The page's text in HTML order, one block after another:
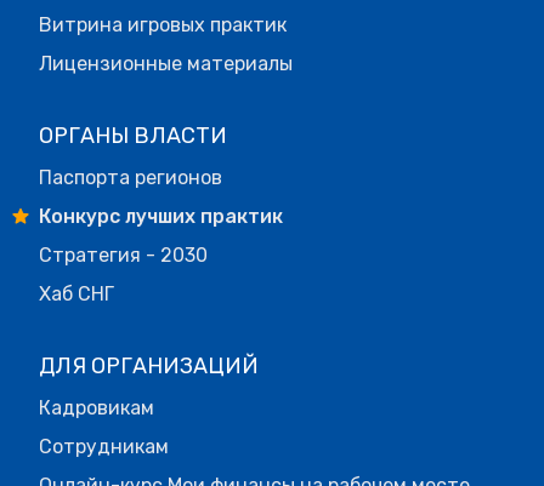
Витрина игровых практик
Лицензионные материалы
ОРГАНЫ ВЛАСТИ
Паспорта регионов
Конкурс лучших практик
Стратегия - 2030
Хаб СНГ
ДЛЯ ОРГАНИЗАЦИЙ
Кадровикам
Сотрудникам